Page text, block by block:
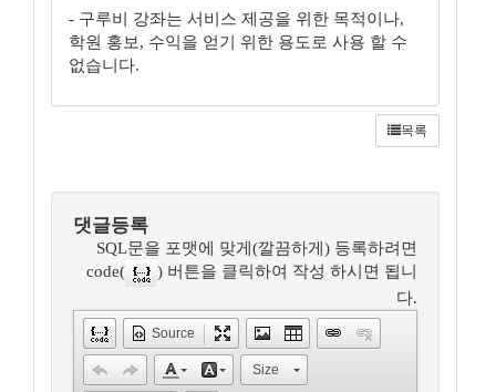
- 구루비 강좌는 서비스 제공을 위한 목적이나,
학원 홍보, 수익을 얻기 위한 용도로 사용 할 수
없습니다.
목록
댓글등록
SQL문을 포맷에 맞게(깔끔하게) 등록하려면
code(
) 버튼을 클릭하여 작성 하시면 됩니
다.
Source
Size